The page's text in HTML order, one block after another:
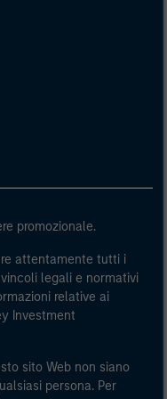
promozionale.
attentamente tutti i
legali e normativi
relative ai
Investment
sito Web non siano
persona. Per